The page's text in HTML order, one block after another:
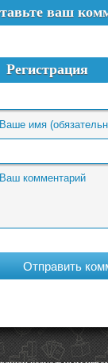
ваш
Регистрация